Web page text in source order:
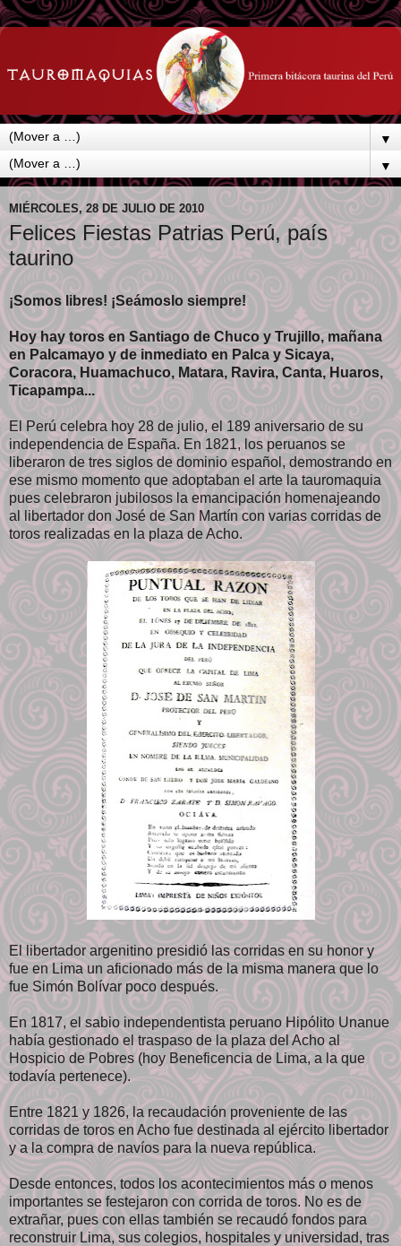
▼
▼
MIÉRCOLES, 28 DE JULIO DE 2010
Felices Fiestas Patrias Perú, país
taurino
¡Somos libres! ¡Seámoslo siempre!
Hoy hay toros en Santiago de Chuco y Trujillo, mañana
en Palcamayo y de inmediato en Palca y Sicaya,
Coracora, Huamachuco, Matara, Ravira, Canta, Huaros,
Ticapampa...
El Perú celebra hoy 28 de julio, el 189 aniversario de su
independencia de España. En 1821, los peruanos se
liberaron de tres siglos de dominio español, demostrando en
ese mismo momento que adoptaban el arte la tauromaquia
pues celebraron jubilosos la emancipación homenajeando
al libertador don José de San Martín con varias corridas de
toros realizadas en la plaza de Acho.
El libertador argenitino presidió las corridas en su honor y
fue en Lima un aficionado más de la misma manera que lo
fue Simón Bolívar poco después.
En 1817, el sabio independentista peruano Hipólito Unanue
había gestionado el traspaso de la plaza del Acho al
Hospicio de Pobres (hoy Beneficencia de Lima, a la que
todavía pertenece).
Entre 1821 y 1826, la recaudación proveniente de las
corridas de toros en Acho fue destinada al ejército libertador
y a la compra de navíos para la nueva república.
Desde entonces, todos los acontecimientos más o menos
importantes se festejaron con corrida de toros. No es de
extrañar, pues con ellas también se recaudó fondos para
reconstruir Lima, sus colegios, hospitales y universidad, tras